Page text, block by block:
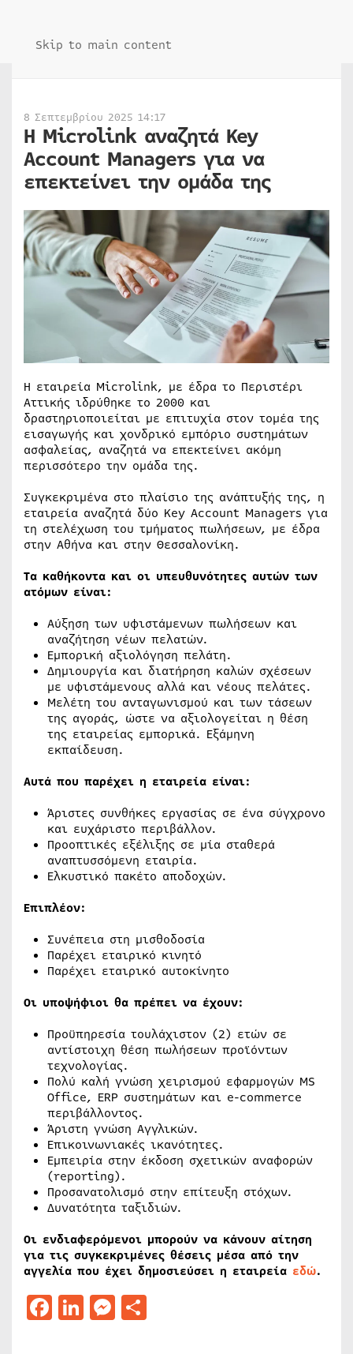
Skip to main content
8 Σεπτεμβρίου 2025 14:17
Η Microlink αναζητά Key
Account Managers για να
επεκτείνει την ομάδα της
Η εταιρεία Microlink, με έδρα το Περιστέρι
Αττικής ιδρύθηκε το 2000 και
δραστηριοποιείται με επιτυχία στον τομέα της
εισαγωγής και χονδρικό εμπόριο συστημάτων
ασφαλείας, αναζητά να επεκτείνει ακόμη
περισσότερο την ομάδα της.
Συγκεκριμένα στο πλαίσιο της ανάπτυξής της, η
εταιρεία αναζητά δύο Key Account Managers για
τη στελέχωση του τμήματος πωλήσεων, με έδρα
στην Αθήνα και στην Θεσσαλονίκη.
Τα καθήκοντα και οι υπευθυνότητες αυτών των
ατόμων είναι:
Αύξηση των υφιστάμενων πωλήσεων και
αναζήτηση νέων πελατών.
Εμπορική αξιολόγηση πελάτη.
Δημιουργία και διατήρηση καλών σχέσεων
με υφιστάμενους αλλά και νέους πελάτες.
Μελέτη του ανταγωνισμού και των τάσεων
της αγοράς, ώστε να αξιολογείται η θέση
της εταιρείας εμπορικά. Εξάμηνη
εκπαίδευση.
Αυτά που παρέχει η εταιρεία είναι:
Άριστες συνθήκες εργασίας σε ένα σύγχρονο
και ευχάριστο περιβάλλον.
Προοπτικές εξέλιξης σε μία σταθερά
αναπτυσσόμενη εταιρία.
Ελκυστικό πακέτο αποδοχών.
Επιπλέον:
Συνέπεια στη μισθοδοσία
Παρέχει εταιρικό κινητό
Παρέχει εταιρικό αυτοκίνητο
Οι υποψήφιοι θα πρέπει να έχουν:
Προϋπηρεσία τουλάχιστον (2) ετών σε
αντίστοιχη θέση πωλήσεων προϊόντων
τεχνολογίας.
Πολύ καλή γνώση χειρισμού εφαρμογών MS
Office, ERP συστημάτων και e-commerce
περιβάλλοντος.
Άριστη γνώση Αγγλικών.
Επικοινωνιακές ικανότητες.
Εμπειρία στην έκδοση σχετικών αναφορών
(reporting).
Προσανατολισμό στην επίτευξη στόχων.
Δυνατότητα ταξιδιών.
Οι ενδιαφερόμενοι μπορούν να κάνουν αίτηση
για τις συγκεκριμένες θέσεις μέσα από την
αγγελία που έχει δημοσιεύσει η εταιρεία εδώ.
Facebook
LinkedIn
Messenger